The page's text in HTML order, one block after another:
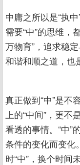
中庸之所以是“执
需要“中”的思维，
万物育”，追求稳
和谐和顺之道，也
真正做到“中”是不
上的“中间”，更不
看透的事情。“中”
条件的变化而变化
时“中”，换个时间